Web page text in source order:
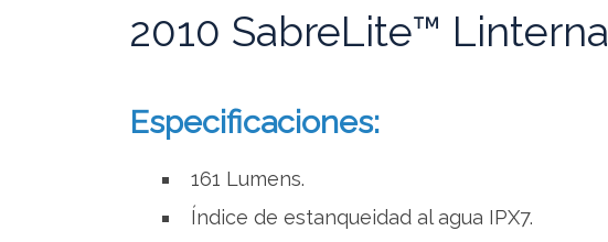
2010 SabreLite™ Linterna
Especificaciones:
161 Lumens.
Índice de estanqueidad al agua IPX7.